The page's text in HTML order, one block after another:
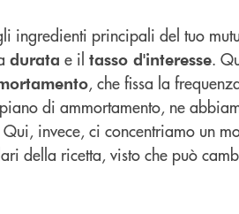
ingredienti principali del tuo
durata e il tasso d'interesse.
, che fissa la
di ammortamento, ne
invece, ci concentriamo un
della ricetta, visto che può